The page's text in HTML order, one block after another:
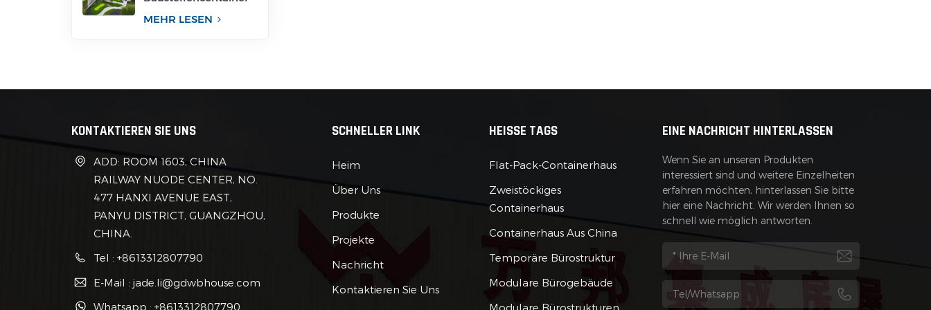
MEHR LESEN
KONTAKTIEREN SIE UNS
ADD: ROOM 1603, CHINA
RAILWAY NUODE CENTER, NO.
477 HANXI AVENUE EAST,
PANYU DISTRICT, GUANGZHOU,
CHINA.
Tel : +8613312807790
E-Mail : jade.li@gdwbhouse.com
Whatsapp : +8613312807790
SCHNELLER LINK
Heim
Über Uns
Produkte
Projekte
Nachricht
Kontaktieren Sie Uns
HEISSE TAGS
Flat-Pack-Containerhaus
Zweistöckiges
Containerhaus
Containerhaus Aus China
Temporäre Bürostruktur
Modulare Bürogebäude
Modulare Bürostrukturen
EINE NACHRICHT HINTERLASSEN
Wenn Sie an unseren Produkten
interessiert sind und weitere Einzelheiten
erfahren möchten, hinterlassen Sie bitte
hier eine Nachricht. Wir werden Ihnen so
schnell wie möglich antworten.